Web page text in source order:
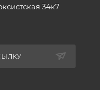
34к7